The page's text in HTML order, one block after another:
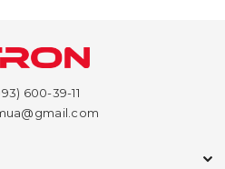
600-39-11